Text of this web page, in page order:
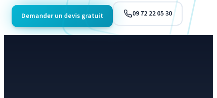
Demander un devis gratuit 09 72 22 05 30